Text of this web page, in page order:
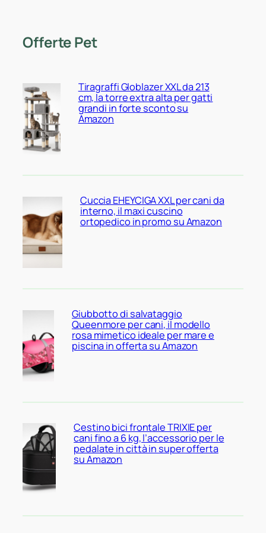
Offerte Pet
Tiragraffi Globlazer XXL da 213
cm, la torre extra alta per gatti
grandi in forte sconto su
Amazon
Cuccia EHEYCIGA XXL per cani da
interno, il maxi cuscino
ortopedico in promo su Amazon
Giubbotto di salvataggio
Queenmore per cani, il modello
rosa mimetico ideale per mare e
piscina in offerta su Amazon
Cestino bici frontale TRIXIE per
cani fino a 6 kg, l’accessorio per le
pedalate in città in super offerta
su Amazon